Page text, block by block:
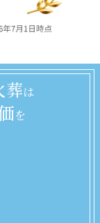
葬は
を